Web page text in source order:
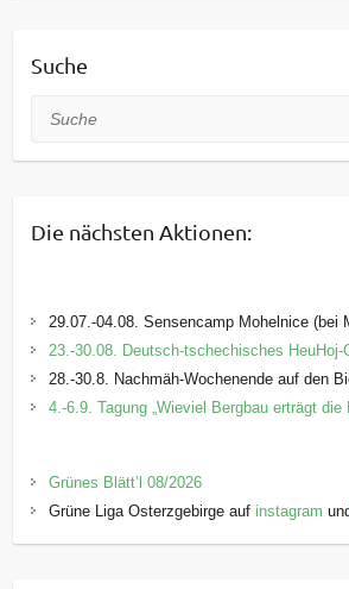
Suche
Suche
Die nächsten Aktionen:
29.07.-04.08. Sensencamp Mohelnice (bei
23.-30.08. Deutsch-tschechisches HeuHoj-
28.-30.8. Nachmäh-Wochenende auf den
4.-6.9. Tagung „Wieviel Bergbau erträgt die
Grünes Blätt’l 08/2026
Grüne Liga Osterzgebirge auf instagram